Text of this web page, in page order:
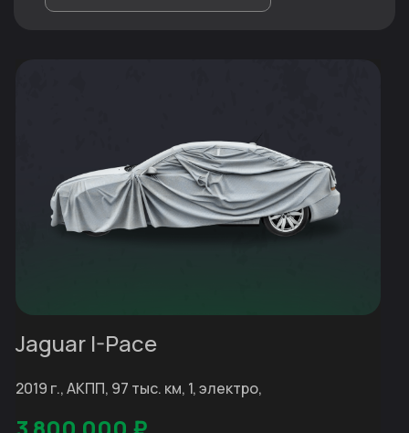
Jaguar I-Pace
2019 г., АКПП, 97 тыс. км, 1, электро,